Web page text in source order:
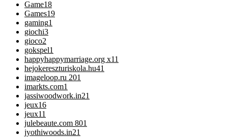
Game18
Games19
gaming1
giochi3
gioco2
gokspel1
happyhappymarriage.org x11
hejokereszturiskola.hu41
imageloop.ru 201
imarkts.com1
jassiwoodwork.in21
jeux16
jeux11
julebeaute.com 801
jyothiwoods.in21